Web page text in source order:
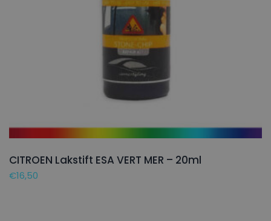
CITROEN Lakstift ESA VERT MER – 20ml
€16,50